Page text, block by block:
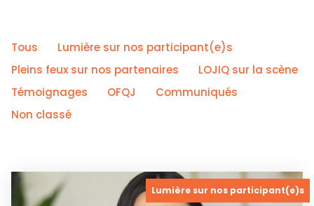
Tous
Lumière sur nos participant(e)s
Pleins feux sur nos partenaires
LOJIQ sur la scène
Témoignages
OFQJ
Communiqués
Non classé
Lumière sur nos participant(e)s